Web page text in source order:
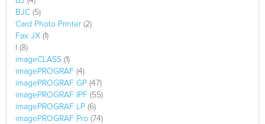
BJC (5)
Card Photo Printer(2)
Fax JX (1)
I (8)
imageCLASS (1)
imagePROGRAF (4)
imagePROGRAF GP (47)
imagePROGRAF IPF (55)
imagePROGRAF LP (6)
imagePROGRAF Pro (74)